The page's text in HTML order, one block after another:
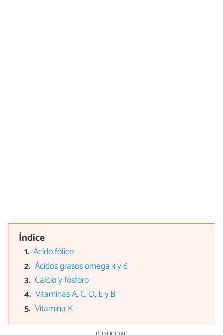
Índice
Ácido fólico
Ácidos grasos omega 3 y 6
Calcio y fósforo
Vitaminas A, C, D, E y B
Vitamina K